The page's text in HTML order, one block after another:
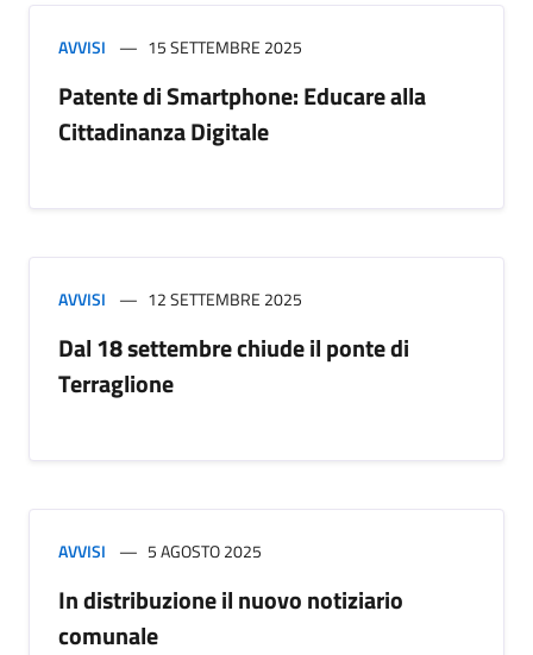
AVVISI 15 SETTEMBRE 2025
Patente di Smartphone: Educare alla
Cittadinanza Digitale
AVVISI 12 SETTEMBRE 2025
Dal 18 settembre chiude il ponte di
Terraglione
AVVISI 5 AGOSTO 2025
In distribuzione il nuovo notiziario
comunale